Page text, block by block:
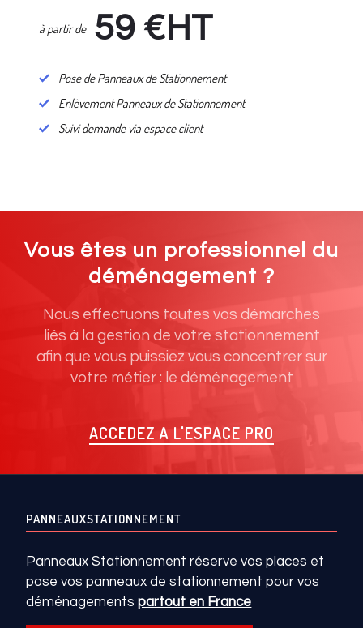
à partir de 59 €HT
Pose de Panneaux de Stationnement
Enlèvement Panneaux de Stationnement
Suivi demande via espace client
Vous êtes un professionnel du
déménagement ?
Nous effectuons toutes vos démarches
liés à la gestion de votre stationnement
afin que vous puissiez vous concentrer sur
votre métier : le déménagement
ACCÉDEZ À L'ESPACE PRO
PANNEAUXSTATIONNEMENT
Panneaux Stationnement réserve vos places et
pose vos panneaux de stationnement pour vos
déménagementspartout en France